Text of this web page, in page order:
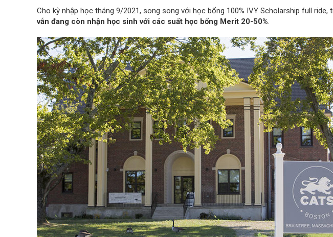
Cho kỳ nhập học tháng 9/2021, song song với học bổng 100% IVY Scholarship full ride,
vẫn đang còn nhận học sinh với các suất học bổng Merit 20-50%.